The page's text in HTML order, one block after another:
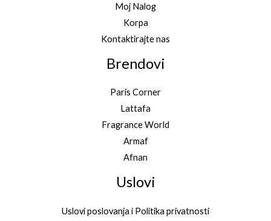
Moj Nalog
Korpa
Kontaktirajte nas
Brendovi
Paris Corner
Lattafa
Fragrance World
Armaf
Afnan
Uslovi
Uslovi poslovanja i Politika privatnosti